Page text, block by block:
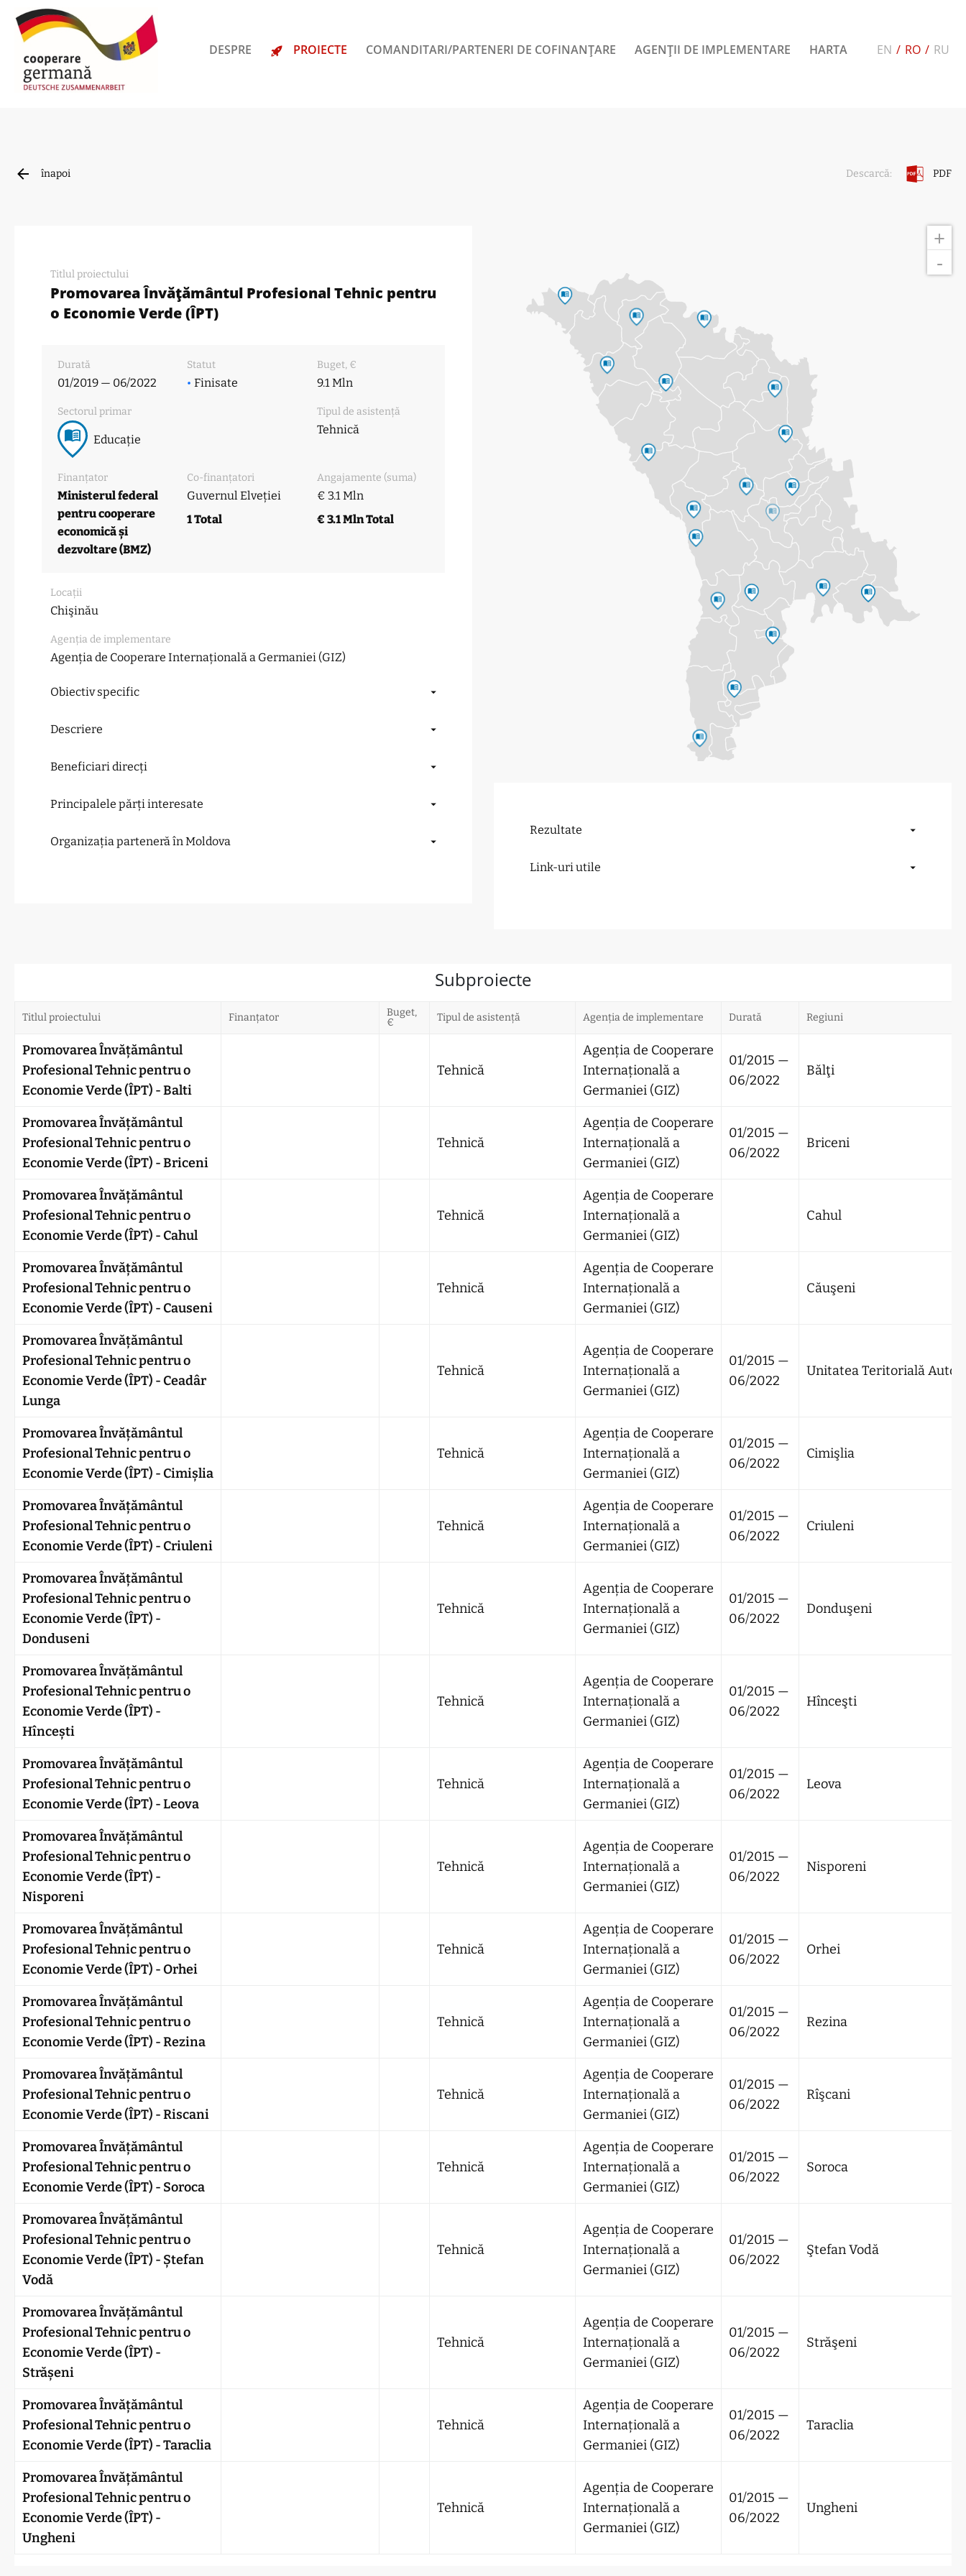
DESPRE PROIECTE COMANDITARI/PARTENERI DE COFINANȚARE AGENȚII DE IMPLEMENTARE HARTA EN / RO / RU
înapoi Descarcă: PDF
Titlul proiectului
Promovarea Învățământul Profesional Tehnic pentru
o Economie Verde (ÎPT)
Durată
01/2019 — 06/2022
Statut
• Finisate
Buget, €
9.1 Mln
Sectorul primar
Educație
Tipul de asistență
Tehnică
Finanțator
Ministerul federal
pentru cooperare
economică și
dezvoltare (BMZ)
Co-finanțatori Angajamente (suma)
Guvernul Elveției
€ 3.1 Mln
1 Total
€ 3.1 Mln Total
Locații
Chişinău
Agenția de implementare
Agenția de Cooperare Internațională a Germaniei (GIZ)
Obiectiv specific
Descriere
Beneficiari direcți
Principalele părți interesate
Organizația parteneră în Moldova
+
-
Rezultate
Link-uri utile
Subproiecte
Titlul proiectului Finanțator
Buget,
€
Tipul de asistență Agenția de implementare Durată Regiuni
Promovarea Învățământul
Profesional Tehnic pentru o
Economie Verde (ÎPT) - Balti
Tehnică
Agenția de Cooperare
Internațională a
Germaniei (GIZ)
01/2015 —
06/2022
Bălţi
Promovarea Învățământul
Profesional Tehnic pentru o
Economie Verde (ÎPT) - Briceni
Tehnică
Agenția de Cooperare
Internațională a
Germaniei (GIZ)
01/2015 —
06/2022
Briceni
Promovarea Învățământul
Profesional Tehnic pentru o
Economie Verde (ÎPT) - Cahul
Tehnică
Agenția de Cooperare
Internațională a
Germaniei (GIZ)
Cahul
Promovarea Învățământul
Profesional Tehnic pentru o
Economie Verde (ÎPT) - Causeni
Tehnică
Agenția de Cooperare
Internațională a
Germaniei (GIZ)
Căuşeni
Promovarea Învățământul
Profesional Tehnic pentru o
Economie Verde (ÎPT) - Ceadâr
Lunga
Tehnică
Agenția de Cooperare
Internațională a
Germaniei (GIZ)
01/2015 —
06/2022
Unitatea Teritorială
Promovarea Învățământul
Profesional Tehnic pentru o
Economie Verde (ÎPT) - Cimișlia
Tehnică
Agenția de Cooperare
Internațională a
Germaniei (GIZ)
01/2015 —
06/2022
Cimişlia
Promovarea Învățământul
Profesional Tehnic pentru o
Economie Verde (ÎPT) - Criuleni
Tehnică
Agenția de Cooperare
Internațională a
Germaniei (GIZ)
01/2015 —
06/2022
Criuleni
Promovarea Învățământul
Profesional Tehnic pentru o
Economie Verde (ÎPT) -
Donduseni
Tehnică
Agenția de Cooperare
Internațională a
Germaniei (GIZ)
01/2015 —
06/2022
Donduşeni
Promovarea Învățământul
Profesional Tehnic pentru o
Economie Verde (ÎPT) -
Hîncești
Tehnică
Agenția de Cooperare
Internațională a
Germaniei (GIZ)
01/2015 —
06/2022
Hînceşti
Promovarea Învățământul
Profesional Tehnic pentru o
Economie Verde (ÎPT) - Leova
Tehnică
Agenția de Cooperare
Internațională a
Germaniei (GIZ)
01/2015 —
06/2022
Leova
Promovarea Învățământul
Profesional Tehnic pentru o
Economie Verde (ÎPT) -
Nisporeni
Tehnică
Agenția de Cooperare
Internațională a
Germaniei (GIZ)
01/2015 —
06/2022
Nisporeni
Promovarea Învățământul
Profesional Tehnic pentru o
Economie Verde (ÎPT) - Orhei
Tehnică
Agenția de Cooperare
Internațională a
Germaniei (GIZ)
01/2015 —
06/2022
Orhei
Promovarea Învățământul
Profesional Tehnic pentru o
Economie Verde (ÎPT) - Rezina
Tehnică
Agenția de Cooperare
Internațională a
Germaniei (GIZ)
01/2015 —
06/2022
Rezina
Promovarea Învățământul
Profesional Tehnic pentru o
Economie Verde (ÎPT) - Riscani
Tehnică
Agenția de Cooperare
Internațională a
Germaniei (GIZ)
01/2015 —
06/2022
Rîşcani
Promovarea Învățământul
Profesional Tehnic pentru o
Economie Verde (ÎPT) - Soroca
Tehnică
Agenția de Cooperare
Internațională a
Germaniei (GIZ)
01/2015 —
06/2022
Soroca
Promovarea Învățământul
Profesional Tehnic pentru o
Economie Verde (ÎPT) - Ștefan
Vodă
Tehnică
Agenția de Cooperare
Internațională a
Germaniei (GIZ)
01/2015 —
06/2022
Ştefan Vodă
Promovarea Învățământul
Profesional Tehnic pentru o
Economie Verde (ÎPT) -
Strășeni
Tehnică
Agenția de Cooperare
Internațională a
Germaniei (GIZ)
01/2015 —
06/2022
Străşeni
Promovarea Învățământul
Profesional Tehnic pentru o
Economie Verde (ÎPT) - Taraclia
Tehnică
Agenția de Cooperare
Internațională a
Germaniei (GIZ)
01/2015 —
06/2022
Taraclia
Promovarea Învățământul
Profesional Tehnic pentru o
Economie Verde (ÎPT) -
Ungheni
Tehnică
Agenția de Cooperare
Internațională a
Germaniei (GIZ)
01/2015 —
06/2022
Ungheni